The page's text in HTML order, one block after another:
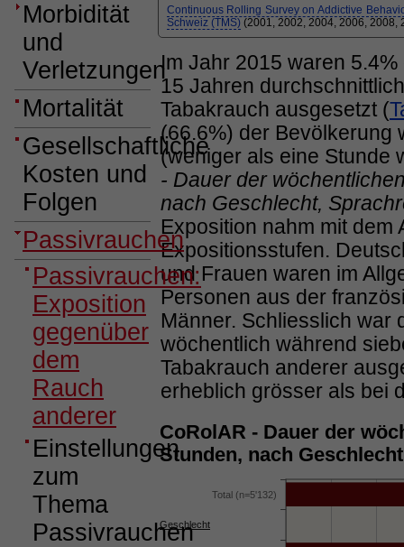
Morbidität
und
Verletzungen
Mortalität
Gesellschaftliche
Kosten und
Folgen
Passivrauchen
Passivrauchen:
Exposition
gegenüber
dem
Rauch
anderer
Einstellungen
zum
Thema
Passivrauchen
Continuous Rolling Survey on Addictive
Schweiz (TMS) (2001, 2002, 2004, 2006, 2008,
Im Jahr 2015 waren
15 Jahren
Tabakrauch ausgesetzt (
(66.6%) der Bevölkerung
(weniger als eine Stunde
- Dauer der
nach Geschlecht,
Exposition nahm mit dem
Expositionsstufen.
und Frauen waren im
Personen aus der
Männer. Schliesslich war
wöchentlich während
Tabakrauch anderer
erheblich grösser als bei
CoRolAR - Dauer der
Stunden, nach
Geschlecht
Total (n=5'132)